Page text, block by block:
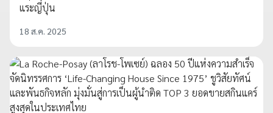
แระญี่ปุ่น
18 ส.ค. 2025